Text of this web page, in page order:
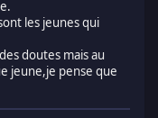
les jeunes qui
doutes mais au
jeune,je pense que